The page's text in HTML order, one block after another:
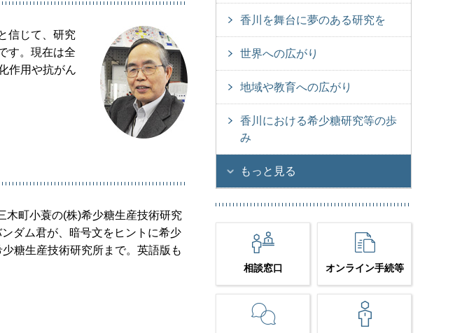
信じて、研究
す。現在は全
作用や抗がん
木町小蓑の(株)希少糖生産技術研究
ダム君が、暗号文をヒントに希少
糖生産技術研究所まで。英語版も
香川を舞台に夢のある研究を
世界への広がり
地域や教育への広がり
香川における希少糖研究等の歩
み
もっと見る
相談窓口 オンライン手続等